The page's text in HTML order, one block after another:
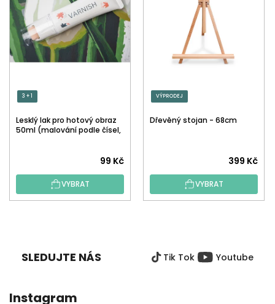
3 + 1
Lesklý lak pro hotový obraz
50ml (malování podle čísel,
hodnocení
produktu
je
hvězdiček.
99 Kč
VYBRAT
VÝPRODEJ
Dřevěný stojan - 68cm
399 Kč
VYBRAT
SLEDUJTE NÁS Tik Tok Youtube
Instagram